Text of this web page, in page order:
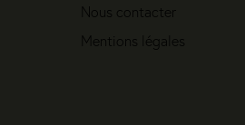
Nous contacter
Mentions légales